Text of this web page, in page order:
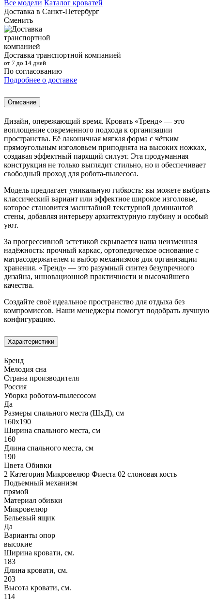
Все модели Каталог кроватей
Доставка в Санкт-Петербург
Сменить
Доставка транспортной компанией
от 7 до 14 дней
По согласованию
Подробнее о доставке
Описание
Дизайн, опережающий время. Кровать «Тренд» — это
воплощение современного подхода к организации
пространства. Её лаконичная мягкая форма с чётким
прямоугольным изголовьем приподнята на высоких ножках,
создавая эффектный парящий силуэт. Эта продуманная
конструкция не только выглядит стильно, но и обеспечивает
свободный проход для робота-пылесоса.
Модель предлагает уникальную гибкость: вы можете выбрать
классический вариант или эффектное широкое изголовье,
которое становится масштабной текстурной доминантой
стены, добавляя интерьеру архитектурную глубину и особый
уют.
За прогрессивной эстетикой скрывается наша неизменная
надёжность: прочный каркас, ортопедическое основание с
матрасодержателем и выбор механизмов для организации
хранения. «Тренд» — это разумный синтез безупречного
дизайна, инновационной практичности и высочайшего
качества.
Создайте своё идеальное пространство для отдыха без
компромиссов. Наши менеджеры помогут подобрать лучшую
конфигурацию.
Характеристики
Бренд
Мелодия сна
Страна производителя
Россия
Уборка роботом-пылесосом
Да
Размеры спального места (ШхД), см
160х190
Ширина спального места, см
160
Длина спального места, см
190
Цвета Обивки
2 Категория Микровелюр Фиеста 02 слоновая кость
Подъемный механизм
прямой
Материал обивки
Микровелюр
Бельевый ящик
Да
Варианты опор
высокие
Ширина кровати, см.
183
Длина кровати, см.
203
Высота кровати, см.
114